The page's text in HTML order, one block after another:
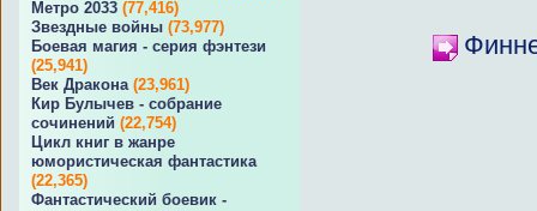
Метро 2033 (77,416)
Звездные войны (73,977)
Боевая магия - серия фэнтези
(25,941)
Век Дракона (23,961)
Кир Булычев - собрание
сочинений (22,754)
Цикл книг в жанре
юмористическая фантастика
(22,365)
Фантастический боевик -